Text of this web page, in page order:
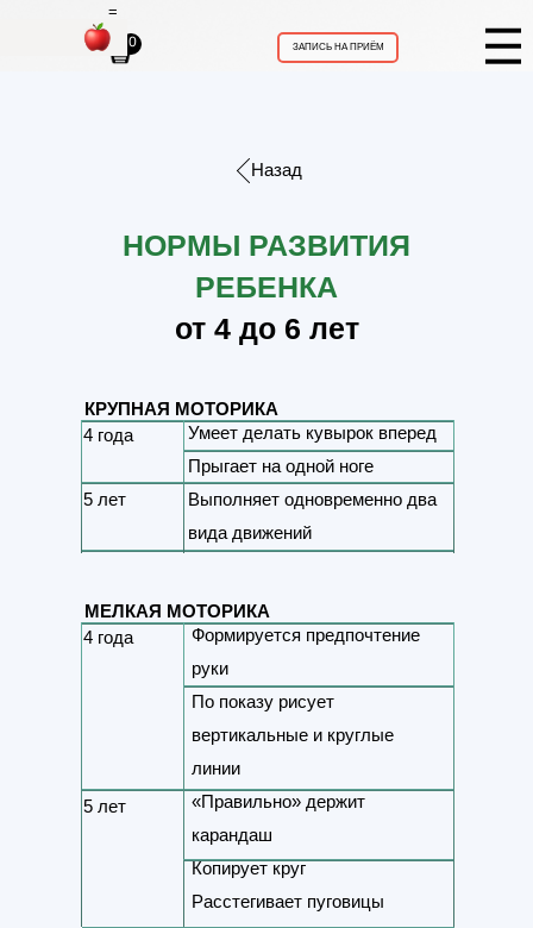
ЗАПИСЬ НА ПРИЁМ
=
0
Назад
НОРМЫ РАЗВИТИЯ
РЕБЕНКА
от 4 до 6 лет
Умеет делать кувырок вперед
Прыгает на одной ноге
Выполняет одновременно два
вида движений
КРУПНАЯ МОТОРИКА
4 года
5 лет
Формируется предпочтение
руки
По показу рисует
вертикальные и круглые
линии
«Правильно» держит
карандаш
Копирует круг
Расстегивает пуговицы
МЕЛКАЯ МОТОРИКА
4 года
5 лет
загнутыми углами)
Режет ножницами бумагу
Верно рисует квадрат